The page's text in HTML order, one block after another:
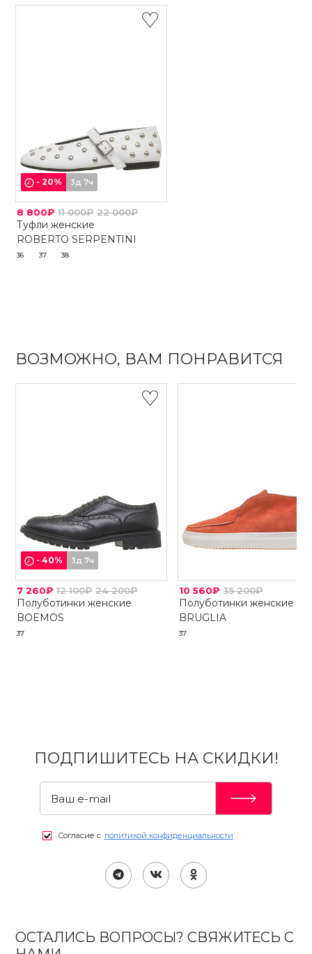
-20% 3д 7ч
8 800₽ 11 000₽ 22 000₽
Туфли женские
ROBERTO SERPENTINI
36 37 38
ВОЗМОЖНО, ВАМ ПОНРАВИТСЯ
-40% 3д 7ч
7 260₽ 12 100₽ 24 200₽
Полуботинки женские
BOEMOS
37
10 560₽ 35 200₽
Полуботинки женские
BRUGLIA
37
ПОДПИШИТЕСЬ НА СКИДКИ!
Согласие с политикой конфиденциальности
ОСТАЛИСЬ ВОПРОСЫ? СВЯЖИТЕСЬ С